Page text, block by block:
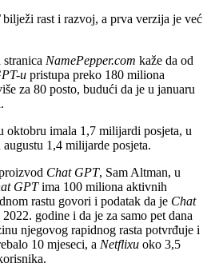
bilježi rast i razvoj, a prva verzija je već
NamePepper.com kaže da od
u pristupa preko 180 miliona
za 80 posto, budući da je u januaru
oktobru imala 1,7 milijardi posjeta, u
1,4 milijarde posjeta.
Chat GPT, Sam Altman, u
GPTima 100 miliona aktivnih
rastu govori i podatak da je Chat
godine i da je za samo pet dana
njegovog rapidnog rasta potvrđuje i
10 mjeseci, a Netflixu oko 3,5